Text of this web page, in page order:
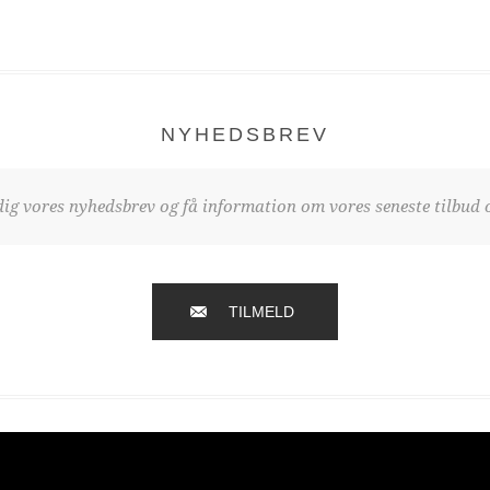
NYHEDSBREV
vores nyhedsbrev og få information om vores seneste tilbud
TILMELD